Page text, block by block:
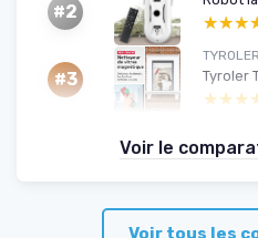
#2
#3
Voir le
Voir tous les